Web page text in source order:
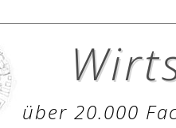
über 20.000